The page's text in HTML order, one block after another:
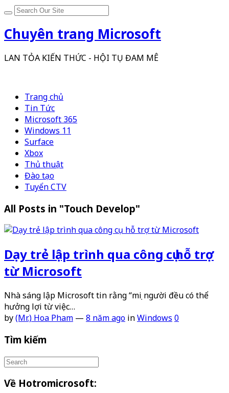
Chuyên trang Microsoft
LAN TỎA KIẾN THỨC - HỘI TỤ ĐAM MÊ
Trang chủ
Tin Tức
Microsoft 365
Windows 11
Surface
Xbox
Thủ thuật
Đào tạo
Tuyển CTV
All Posts in "Touch Develop"
Dạy trẻ lập trình qua công cụ hỗ trợ
từ Microsoft
Nhà sáng lập Microsoft tin rằng “mọi người đều có thể
hưởng lợi từ việc…
by(Mr.) Hoa Pham — 8 năm ago inWindows 0
Tìm kiếm
Về Hotromicrosoft: